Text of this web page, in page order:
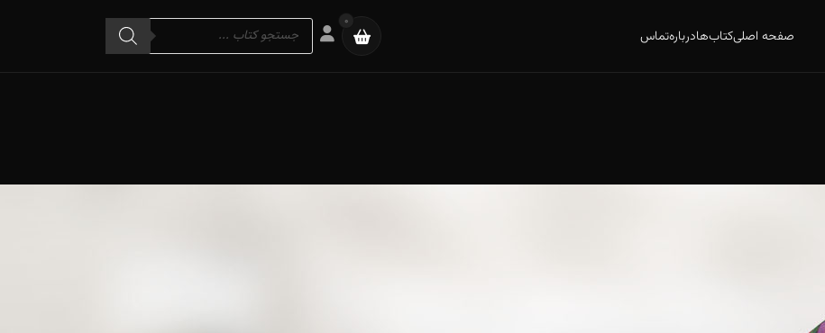
صفحه اصلیکتاب‌هادربارهتماس
0
Products
search